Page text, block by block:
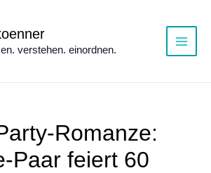
verstehen. einordnen.
Main
Romanze:
Paar feiert 60